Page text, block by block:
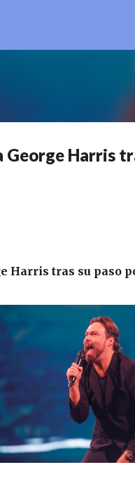
Harris
Harris tras su paso